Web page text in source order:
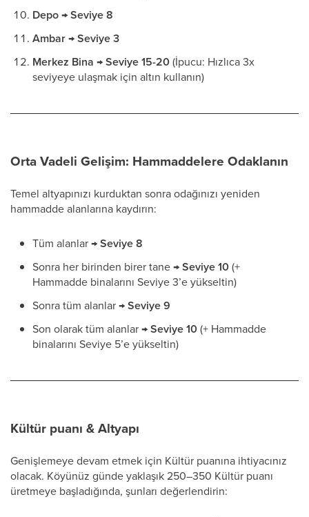
Depo → Seviye 8
Ambar → Seviye 3
Merkez Bina → Seviye 15-20(İpucu: Hızlıca 3x
seviyeye ulaşmak için altın kullanın)
Orta Vadeli Gelişim: Hammaddelere Odaklanın
Temel altyapınızı kurduktan sonra odağınızı yeniden
hammadde alanlarına kaydırın:
Tüm alanlar →Seviye 8
Sonra her birinden birer tane →Seviye 10(+
Hammadde binalarını Seviye 3’e yükseltin)
Sonra tüm alanlar →Seviye 9
Son olarak tüm alanlar →Seviye 10(+ Hammadde
binalarını Seviye 5’e yükseltin)
Kültür puanı & Altyapı
Genişlemeye devam etmek için Kültür puanına ihtiyacınız
olacak. Köyünüz günde yaklaşık 250–350 Kültür puanı
üretmeye başladığında, şunları değerlendirin: